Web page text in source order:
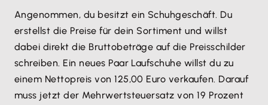
Angenommen, du besitzt ein Schuhgeschäft. Du
erstellst die Preise für dein Sortiment und willst
dabei direkt die Bruttobeträge auf die Preisschilder
schreiben. Ein neues Paar Laufschuhe willst du zu
einem Nettopreis von 125,00 Euro verkaufen. Darauf
muss jetzt der Mehrwertsteuersatz von 19 Prozent